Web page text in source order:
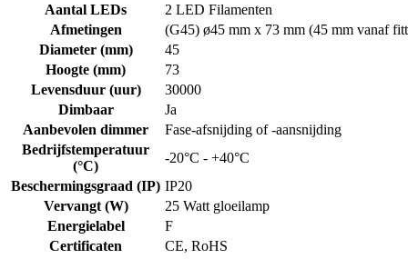
Aantal LEDs
2 LED Filamenten
Afmetingen
(G45) ø45 mm x 73 mm (45 mm vanaf
Diameter (mm)
45
Hoogte (mm)
73
Levensduur (uur)
30000
Dimbaar
Ja
Aanbevolen dimmer
Fase-afsnijding of -aansnijding
Bedrijfstemperatuur
(°C)
-20°C - +40°C
Beschermingsgraad (IP) IP20
Vervangt (W)
25 Watt gloeilamp
Energielabel
F
Certificaten
CE, RoHS